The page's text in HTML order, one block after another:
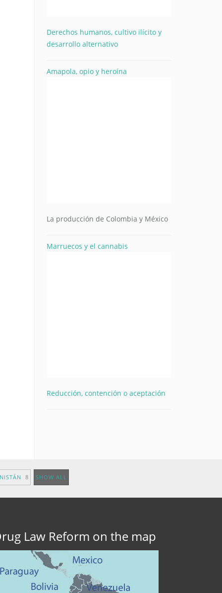
Derechos humanos, cultivo ilícito y
desarrollo alternativo
Amapola, opio y heroína
La producción de Colombia y México
Marruecos y el cannabis
Reducción, contención o aceptación
8 SHOW ALL
Law Reform on the map